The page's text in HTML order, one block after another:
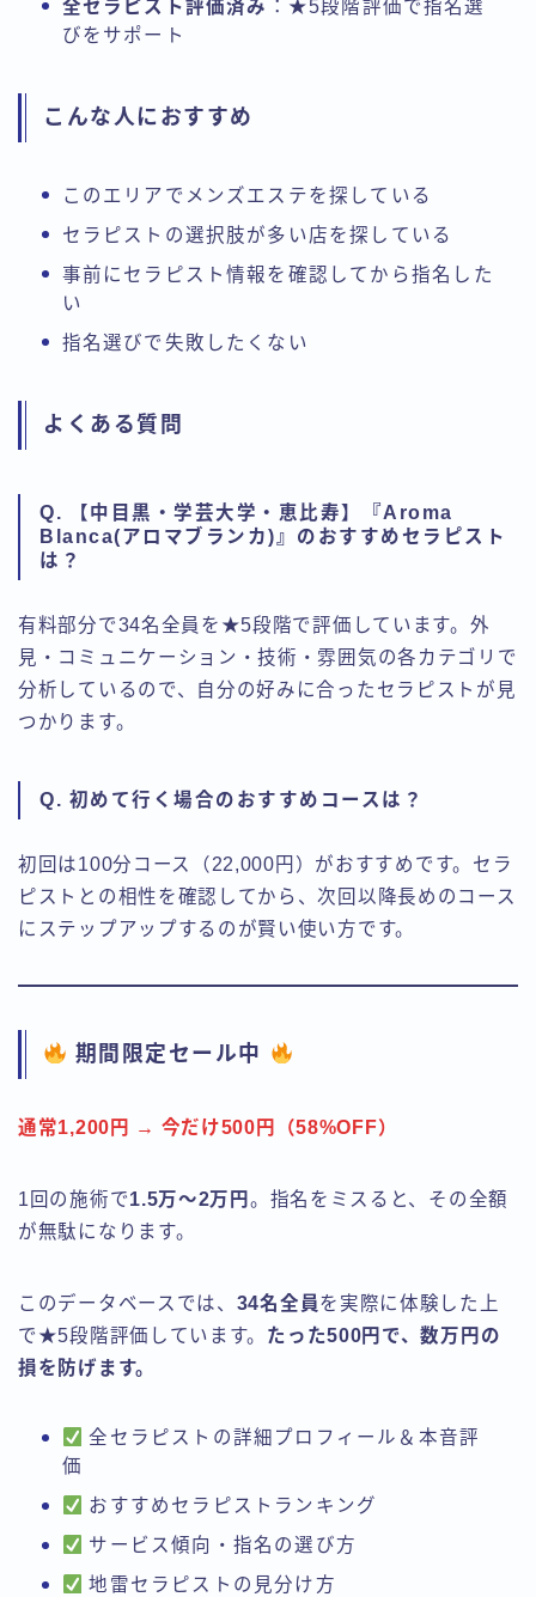
全セラピスト評価済み ：★5段階評価で指名選
びをサポート
こんな人におすすめ
このエリアでメンズエステを探している
セラピストの選択肢が多い店を探している
事前にセラピスト情報を確認してから指名した
い
指名選びで失敗したくない
よくある質問
Q. 【中目黒・学芸大学・恵比寿】『Aroma
Blanca(アロマブランカ)』のおすすめセラピスト
は？
有料部分で34名全員を★5段階で評価しています。外
見・コミュニケーション・技術・雰囲気の各カテゴリで
分析しているので、自分の好みに合ったセラピストが見
つかります。
Q. 初めて行く場合のおすすめコースは？
初回は100分コース（22,000円）がおすすめです。セラ
ピストとの相性を確認してから、次回以降長めのコース
にステップアップするのが賢い使い方です。
期間限定セール中
通常1,200円 → 今だけ500円（58%OFF）
1回の施術で1.5万〜2万円 。指名をミスると、その全額
が無駄になります。
このデータベースでは、 34名全員を実際に体験した上
で★5段階評価しています。 たった500円で、数万円の
損を防げます。
全セラピストの詳細プロフィール＆本音評
価
おすすめセラピストランキング
サービス傾向・指名の選び方
地雷セラピストの見分け方